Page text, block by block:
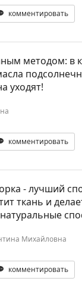
комментировать
методом: в
уходят!
комментировать
- лучший
ткань и
Михайловна
комментировать